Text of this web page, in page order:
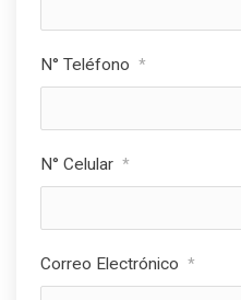
N° Teléfono *
N° Celular *
Correo Electrónico *